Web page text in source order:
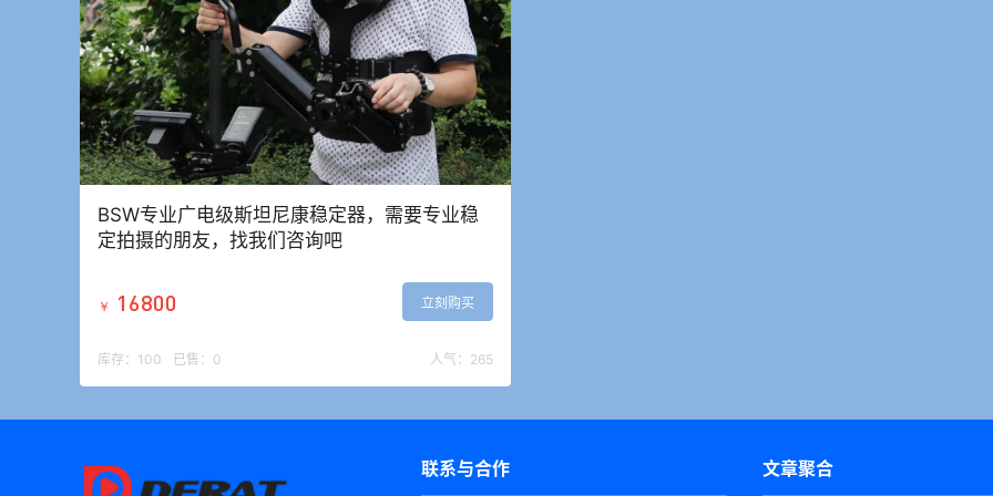
BSW专业广电级斯坦尼康稳定器，需要专业稳
定拍摄的朋友，找我们咨询吧
￥ 16800 立刻购买
库存： 100 已售： 0 人气： 265
联系与合作 文章聚合